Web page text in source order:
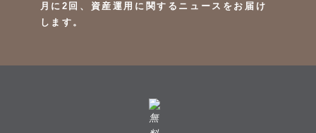
月に2回、資産運用に関するニュースをお届け
します。